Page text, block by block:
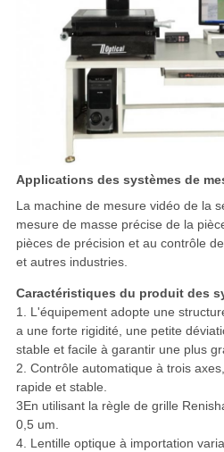
Applications des systèmes de
La machine de mesure vidéo de la
mesure de masse précise de la
pièces de précision et au contrôle
et autres industries.
Caractéristiques du produit des
1. L'équipement adopte une
a une forte rigidité, une petite
stable et facile à garantir une plus
2. Contrôle automatique à trois
rapide et stable.
3En utilisant la règle de grille
0,5 um.
4. Lentille optique à importation